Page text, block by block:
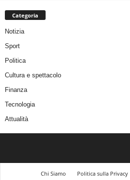
Categoria
Notizia
Sport
Politica
Cultura e spettacolo
Finanza
Tecnologia
Attualità
Chi Siamo Politica sulla Privacy